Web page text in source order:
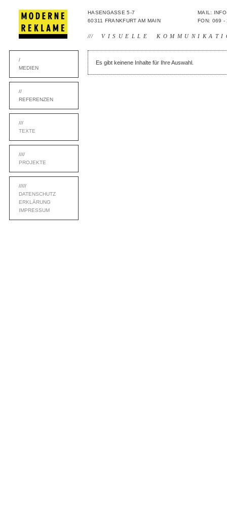
HASENGASSE 5-7
60311 FRANKFURT AM MAIN
MAIL:
FON: 069 -
/// VISUELLE
/
MEDIEN
//
REFERENZEN
///
TEXTE
////
PROJEKTE
/////
DATENSCHUTZ
ERKLÄRUNG
IMPRESSUM
Es gibt keinene Inhalte für Ihre Auswahl.